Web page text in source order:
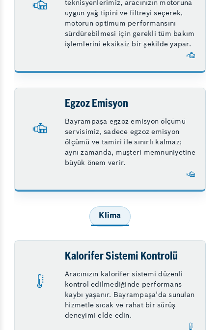
teknisyenlerimiz, aracınızın motoruna
uygun yağ tipini ve filtreyi seçerek,
motorun optimum performansını
sürdürebilmesi için gerekli tüm bakım
işlemlerini eksiksiz bir şekilde yapar.
Egzoz Emisyon
Bayrampaşa egzoz emisyon ölçümü
servisimiz, sadece egzoz emisyon
ölçümü ve tamiri ile sınırlı kalmaz;
aynı zamanda, müşteri memnuniyetine
büyük önem verir.
Klima
Kalorifer Sistemi Kontrolü
Aracınızın kalorifer sistemi düzenli
kontrol edilmediğinde performans
kaybı yaşanır. Bayrampaşa’da sunulan
hizmetle sıcak ve rahat bir sürüş
deneyimi elde edin.